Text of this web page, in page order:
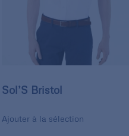
Sol’S Bristol
Ajouter à la sélection